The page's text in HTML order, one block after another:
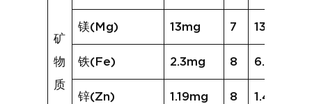
矿
物
质
镁(Mg) 13mg 7 13mg
铁(Fe) 2.3mg 8 6.5mg
锌(Zn) 1.19mg 8 1.49mg